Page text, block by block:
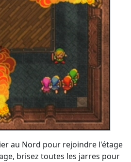
au Nord pour rejoindre l'étage
brisez toutes les jarres pour